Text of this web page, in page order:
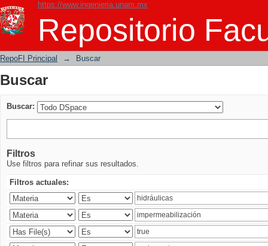
https://www.ingenieria.unam.mx
Repositorio
Buscar
RepoFI Principal → Buscar
Buscar
Buscar:
Filtros
Use filtros para refinar sus resultados.
Filtros actuales: